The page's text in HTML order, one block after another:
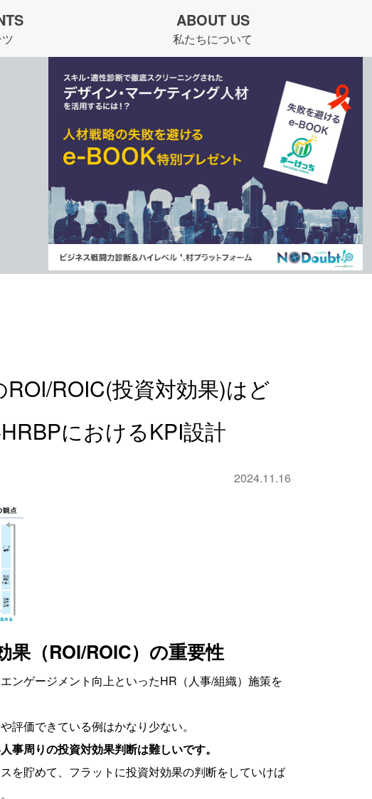
ABOUT US
私たちについて
ROIC(投資対効果)はど
におけるKPI設計
2024.11.16
果（ROI/ROIC）の重要性
ンゲージメント向上といったHR（人事/組織）施策を
評価できている例はかなり少ない。
事周りの投資対効果判断は難しいです。
を貯めて、フラットに投資対効果の判断をしていけば